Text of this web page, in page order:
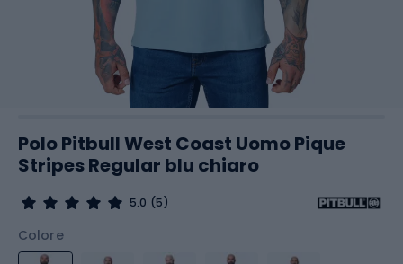
Polo Pitbull West Coast Uomo Pique
Stripes Regular blu chiaro
5.0 (5)
Colore